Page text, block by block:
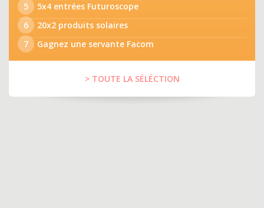
5
5x4 entrées Futuroscope
6
20x2 produits solaires
7
Gagnez une servante Facom
> TOUTE LA SÉLÉCTION